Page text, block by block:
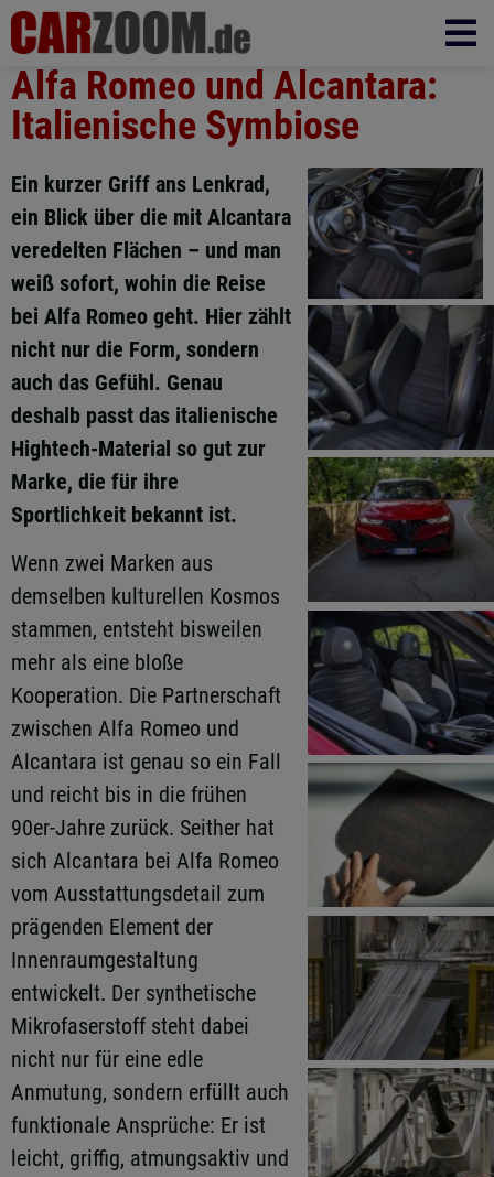
Alfa Romeo und Alcantara:
Italienische Symbiose
Ein kurzer Griff ans Lenkrad,
ein Blick über die mit Alcantara
veredelten Flächen – und man
weiß sofort, wohin die Reise
bei Alfa Romeo geht. Hier zählt
nicht nur die Form, sondern
auch das Gefühl. Genau
deshalb passt das italienische
Hightech-Material so gut zur
Marke, die für ihre
Sportlichkeit bekannt ist.
Wenn zwei Marken aus
demselben kulturellen Kosmos
stammen, entsteht bisweilen
mehr als eine bloße
Kooperation. Die Partnerschaft
zwischen Alfa Romeo und
Alcantara ist genau so ein Fall
und reicht bis in die frühen
90er-Jahre zurück. Seither hat
sich Alcantara bei Alfa Romeo
vom Ausstattungsdetail zum
prägenden Element der
Innenraumgestaltung
entwickelt. Der synthetische
Mikrofaserstoff steht dabei
nicht nur für eine edle
Anmutung, sondern erfüllt auch
funktionale Ansprüche: Er ist
leicht, griffig, atmungsaktiv und